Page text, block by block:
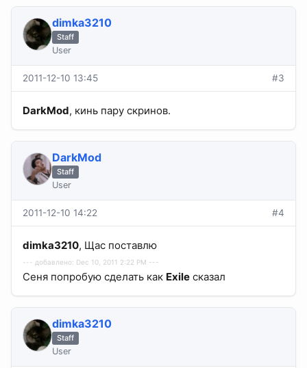
dimka3210
Staff
User
2011-12-10 13:45 #3
DarkMod, кинь пару скринов.
DarkMod
Staff
User
2011-12-10 14:22 #4
dimka3210, Щас поставлю
--- добавлено: Dec 10, 2011 2:22 PM ---
Сеня попробую сделать как Exile сказал
dimka3210
Staff
User